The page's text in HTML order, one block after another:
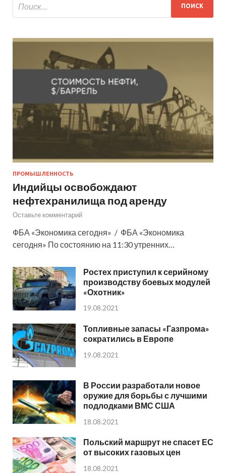
ПРОМЫШЛЕННОСТЬ
Индийцы освобождают
нефтехранилища под аренду
Оставьте комментарий
ФБА «Экономика сегодня» / ФБА «Экономика
сегодня» По состоянию на 11:30 утренних…
Ростех приступил к серийному
производству боевых модулей
«Охотник»
19.08.2021
Топливные запасы «Газпрома»
сократились в Европе
19.08.2021
В России разработали новое
оружие для борьбы с лучшими
подлодками ВМС США
18.08.2021
Польский маршрут не спасет ЕС
от высоких газовых цен
18.08.2021